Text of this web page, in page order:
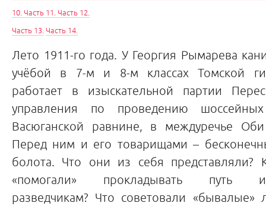
10 Часть 11 Часть 12.
Часть 13. Часть 14.
Лето 1911-го года. У Георгия Рымарева
учёбой в 7-м и 8-м классах Томской
работает в изыскательной партии
управления по проведению
Васюганской равнине, в междуречье
Перед ним и его товарищами –
болота. Что они из себя представляли?
«помогали» прокладывать путь
разведчикам? Что советовали «бывалые»